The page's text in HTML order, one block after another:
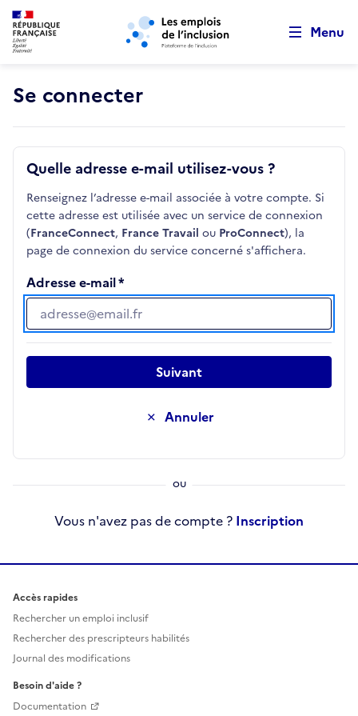
Aller au menu principal Aller au contenu principal
Menu
Se connecter
Quelle adresse e-mail utilisez-vous ?
Renseignez l’adresse e-mail associée à votre compte. Si
cette adresse est utilisée avec un service de connexion
(FranceConnect, France Travail ou ProConnect), la
page de connexion du service concerné s'affichera.
Adresse e-mail
Adresse e-mail
Annuler
Suivant
Vous n'avez pas de compte ? Inscription
Accès rapides
Rechercher un emploi inclusif
Rechercher des prescripteurs habilités
Journal des modifications
Besoin d'aide ?
Documentation
Retour au début de la page
Panneau de gestion des cookies